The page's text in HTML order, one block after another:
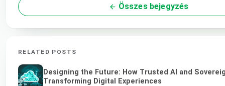
Összes bejegyzés
RELATED POSTS
Designing the Future: How Trusted AI and
Transforming Digital Experiences